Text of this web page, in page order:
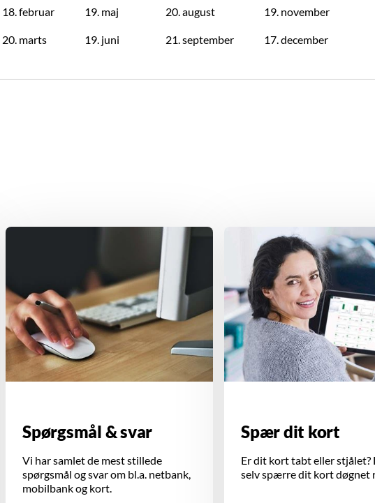
18. februar 19. maj 20. august 19. november
20. marts 19. juni 21. september 17. december
Spørgsmål & svar
Vi har samlet de mest stillede
spørgsmål og svar om bl.a. netbank,
mobilbank og kort.
Spær dit kort
Er dit kort tabt eller stjålet?
selv spærre dit kort døgnet